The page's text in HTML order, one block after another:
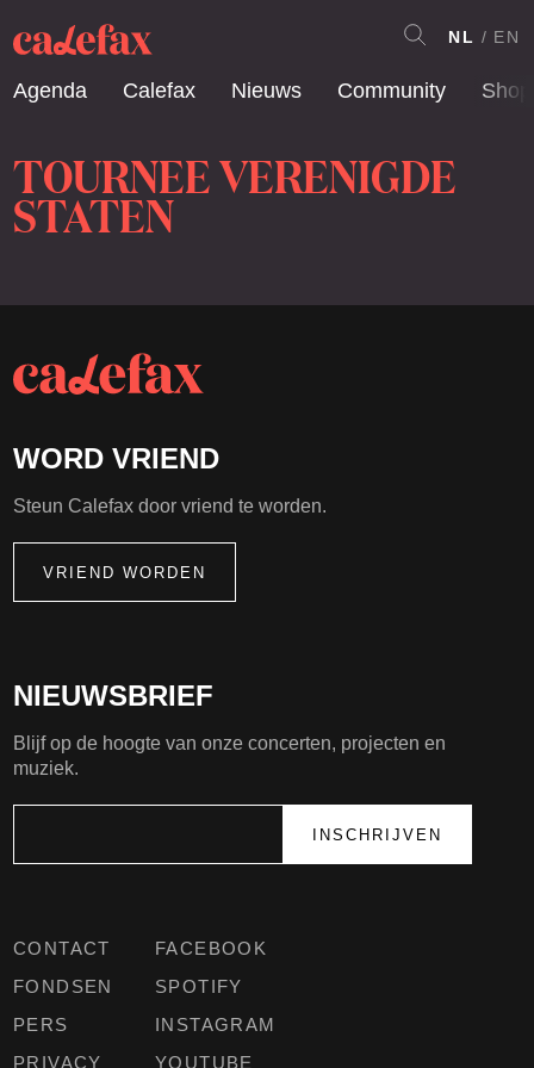
Agenda Calefax Nieuws Community Shop
NL EN
TOURNEE VERENIGDE
STATEN
CONTACT
FONDSEN
PERS
PRIVACY
FACEBOOK
SPOTIFY
INSTAGRAM
YOUTUBE
NIEUWSBRIEF
Blijf op de hoogte van onze concerten, projecten en
muziek.
WORD VRIEND
Steun Calefax door vriend te worden.
VRIEND WORDEN